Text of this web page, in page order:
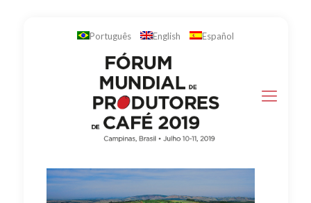
Português English Español